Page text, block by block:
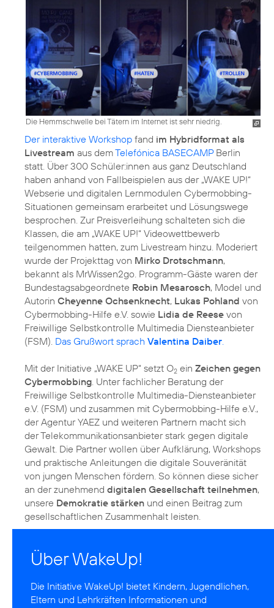
Die Hemmschwelle bei Tätern im Internet ist sehr niedrig.
Der interaktive Workshop fand im Hybridformat als
Livestream aus demTelefónica BASECAMPBerlin
statt. Über 300 Schüler:innen aus ganz Deutschland
haben anhand von Fallbeispielen aus der „WAKE UP!“
Webserie und digitalen Lernmodulen Cybermobbing-
Situationen gemeinsam erarbeitet und Lösungswege
besprochen. Zur Preisverleihung schalteten sich die
Klassen, die am „WAKE UP!“ Videowettbewerb
teilgenommen hatten, zum Livestream hinzu. Moderiert
wurde der Projekttag von Mirko Drotschmann,
bekannt als MrWissen2go. Programm-Gäste waren der
Bundestagsabgeordnete Robin Mesarosch, Model und
Autorin Cheyenne Ochsenknecht, Lukas Pohland von
Cybermobbing-Hilfe e.V. sowie Lidia de Reese von
Freiwillige Selbstkontrolle Multimedia Diensteanbieter
(FSM). Das Grußwort sprach Valentina Daiber.
Mit der Initiative „WAKE UP“ setzt O2 ein Zeichen gegen
Cybermobbing. Unter fachlicher Beratung der
Freiwillige Selbstkontrolle Multimedia-Diensteanbieter
e.V. (FSM) und zusammen mit Cybermobbing-Hilfe e.V.,
der Agentur YAEZ und weiteren Partnern macht sich
der Telekommunikationsanbieter stark gegen digitale
Gewalt. Die Partner wollen über Aufklärung, Workshops
und praktische Anleitungen die digitale Souveränität
von jungen Menschen fördern. So können diese sicher
an der zunehmend digitalen Gesellschaft teilnehmen,
unsere Demokratie stärken und einen Beitrag zum
gesellschaftlichen Zusammenhalt leisten.
Über WakeUp!
Die Initiative WakeUp! bietet Kindern, Jugendlichen,
Eltern und Lehrkräften Informationen und